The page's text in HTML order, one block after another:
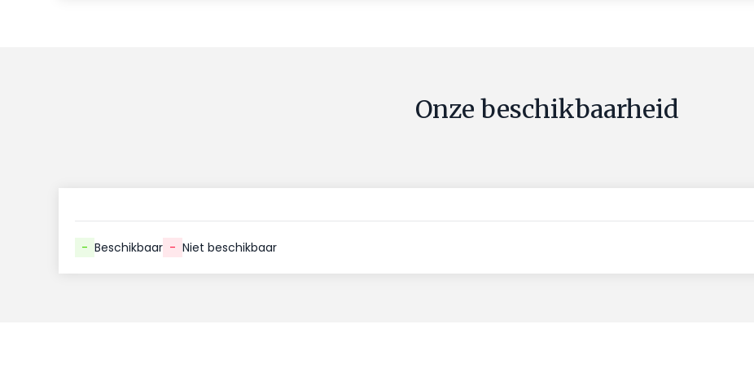
Onze beschikbaarheid
- Beschikbaar - Niet beschikbaar